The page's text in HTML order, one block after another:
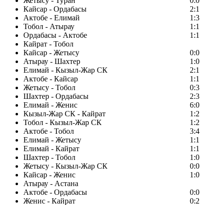
Кайсар - Ордабасы
2:1
Актобе - Елимай
1:3
Тобол - Атырау
1:1
Ордабасы - Актобе
1:1
Кайрат - Тобол
Кайсар - Жетысу
0:0
Атырау - Шахтер
1:0
Елимай - Кызыл-Жар СК
2:1
Актобе - Кайсар
1:1
Жетысу - Тобол
0:3
Шахтер - Ордабасы
2:3
Елимай - Женис
6:0
Кызыл-Жар СК - Кайрат
1:2
Тобол - Кызыл-Жар СК
1:2
Актобе - Тобол
3:4
Елимай - Жетысу
1:1
Елимай - Кайрат
1:1
Шахтер - Тобол
1:0
Жетысу - Кызыл-Жар СК
0:0
Кайсар - Женис
1:0
Атырау - Астана
Актобе - Ордабасы
0:0
Женис - Кайрат
0:2